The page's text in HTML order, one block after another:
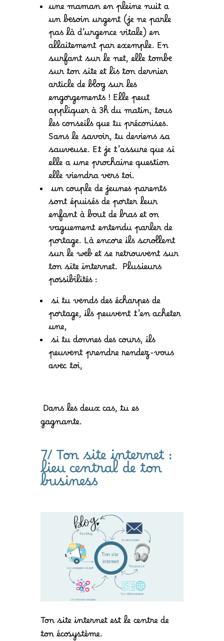
une maman en pleine nuit a
un besoin urgent (je ne parle
pas là d’urgence vitale) en
allaitement par exemple. En
surfant sur le net, elle tombe
sur ton site et lis ton dernier
article de blog sur les
engorgements ! Elle peut
appliquer à 3h du matin, tous
les conseils que tu préconises.
Sans le savoir, tu deviens sa
sauveuse. Et je t’assure que si
elle a une prochaine question
elle viendra vers toi.
un couple de jeunes parents
sont épuisés de porter leur
enfant à bout de bras et on
vaguement entendu parler de
portage. Là encore ils scrollent
sur le web et se retrouvent sur
ton site internet. Plusieurs
possibilités :
si tu vends des écharpes de
portage, ils peuvent t’en acheter
une,
si tu donnes des cours, ils
peuvent prendre rendez-vous
avec toi,
Dans les deux cas, tu es
gagnante.
7/ Ton site internet :
lieu central de ton
business
Ton site internet est le centre de
ton écosystème.